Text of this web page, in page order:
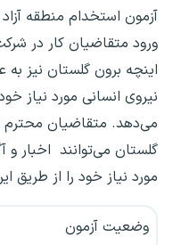
آزمون استخدام منطقه
ورود متقاضیان کار در
اینچه برون گلستان نیز
نیروی انسانی مورد نیاز
می‌دهد. متقاضیان محترم
گلستان می‌توانند اخبار
مورد نیاز خود را از طریق
وضعیت آزمون